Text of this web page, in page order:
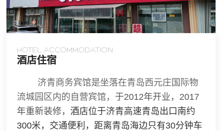
HOTEL ACCOMMODATION
酒店住宿
济青商务宾馆是坐落在青岛西元庄国际物
流城园区内的自营宾馆， 于2012年开业，2017
年重新装修，酒店位于济青高速青岛出口南约
300米，交通便利，距离青岛海边只有30分钟车